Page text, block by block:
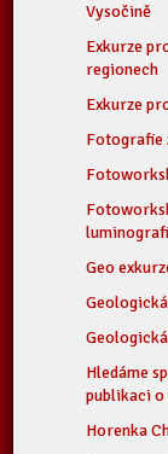
Vysočině
Exkurze
regionech
Exkurze
Fotografie
Geo
Hledáme
publikaci o
Horenka